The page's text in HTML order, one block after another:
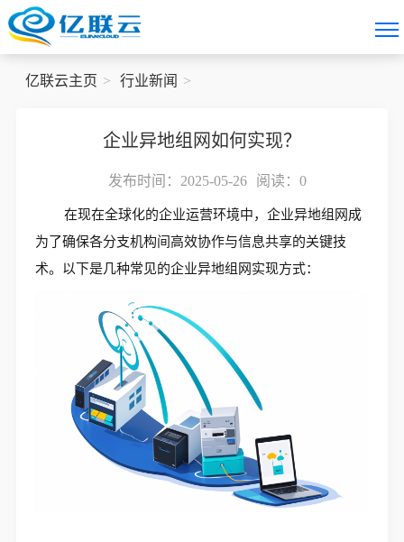
亿联云主页 行业新闻
企业异地组网如何实现？
发布时间：2025-05-26 阅读： 0
在现在全球化的企业运营环境中，企业异地组网成
为了确保各分支机构间高效协作与信息共享的关键技
术。以下是几种常见的企业异地组网实现方式：